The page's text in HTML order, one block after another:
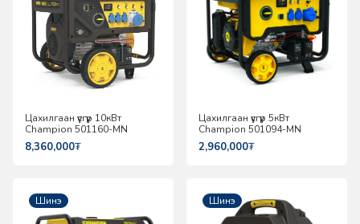
Цахилгаан үүсгүүр 10кВт
Champion 501160-MN
8,360,000₮
Цахилгаан үүсгүүр 5кВт
Champion 501094-MN
2,960,000₮
Шинэ Шинэ